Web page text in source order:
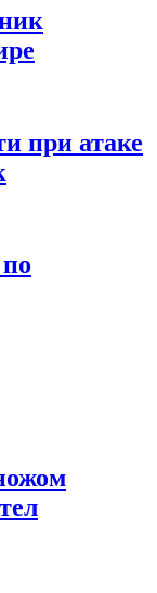
при атаке